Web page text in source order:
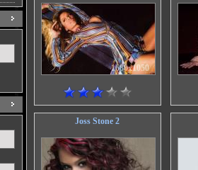
1680x1050
Joss Stone 2